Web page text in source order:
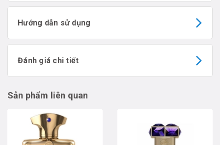
Hướng dẫn sử dụng
Đánh giá chi tiết
Sản phẩm liên quan